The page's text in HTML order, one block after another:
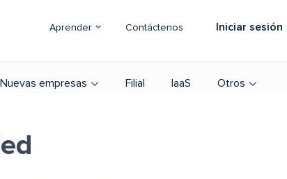
Aprender Contáctenos Iniciar sesión
Nuevas empresas Filial IaaS Otros